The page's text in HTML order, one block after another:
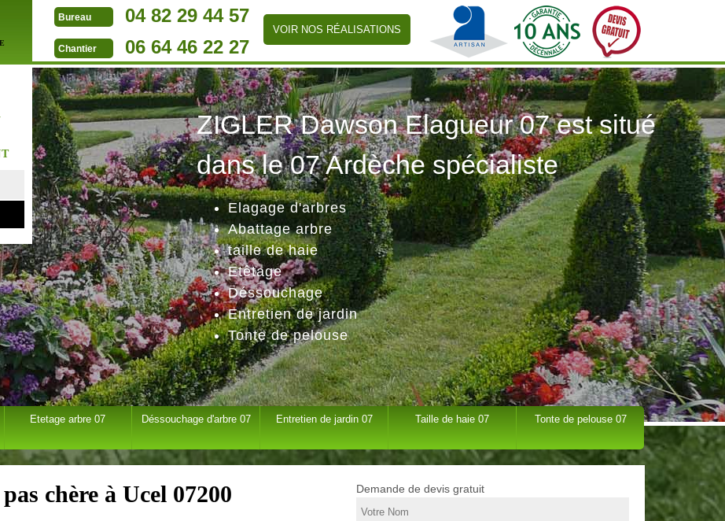
Bureau 04 82 29 44 57
Chantier 06 64 46 22 27
VOIR NOS RÉALISATIONS
ZIGLER Dawson Elagueur 07 est situé
dans le 07 Ardèche spécialiste
Elagage d'arbres
Abattage arbre
taille de haie
Etêtage
Déssouchage
Entretien de jardin
Tonte de pelouse
Etetage arbre 07 Déssouchage d'arbre 07 Entretien de jardin 07 Taille de haie 07 Tonte de pelouse 07
chère à Ucel 07200 Demande de devis gratuit